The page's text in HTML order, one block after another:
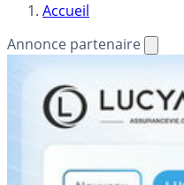
Accueil
Annonce partenaire